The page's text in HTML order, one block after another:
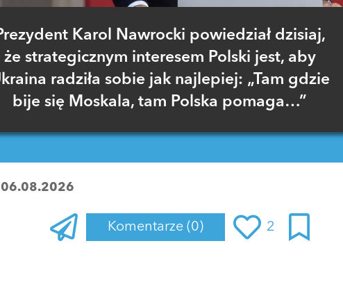
Karol Nawrocki powiedział dzisiaj,
że strategicznym interesem Polski jest, aby
radziła sobie jak najlepiej: „Tam gdzie
bije się Moskala, tam Polska pomaga…”
06.08.2026
Komentarze (0) 2